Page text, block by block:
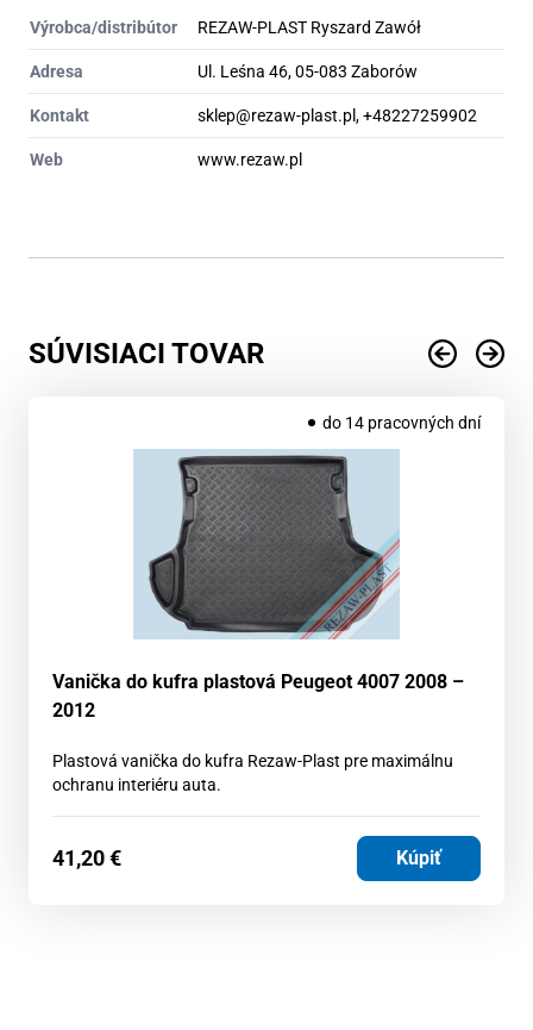
Výrobca/distribútor REZAW-PLAST Ryszard Zawół
Adresa Ul. Leśna 46, 05-083 Zaborów
Kontakt sklep@rezaw-plast.pl, +48227259902
Web www.rezaw.pl
SÚVISIACI TOVAR
do 14 pracovných dní
Vanička do kufra plastová Peugeot 4007 2008 –
2012
Plastová vanička do kufra Rezaw-Plast pre maximálnu
ochranu interiéru auta.
41,20€ Kúpiť